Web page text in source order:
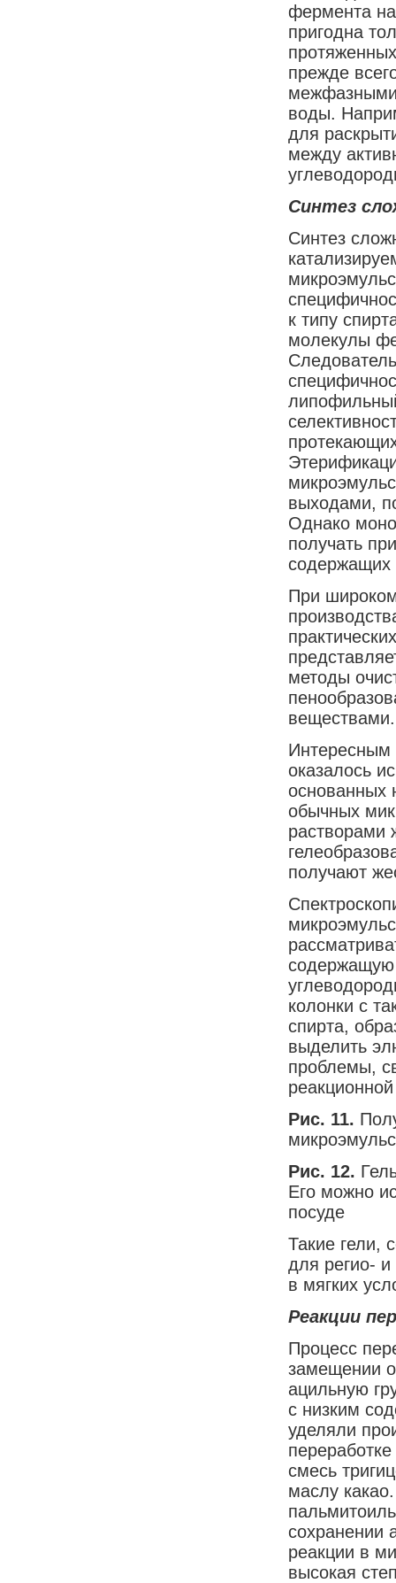
фермента
пригодна
прежде
межфазными
воды.
для
между
Синтез
Синтез
к типу
молекулы
выходами,
Однако
получать
При
методы
веществами.
Интересным
оказалось
основанных
обычных
растворами
получают
содержащую
колонки с
спирта,
выделить
проблемы,
Рис. 11.
Рис. 12.
Его можно
посуде
Такие гели,
для регио- и
в мягких
Реакции
Процесс
замещении
ацильную
с низким
уделяли
смесь
маслу
сохранении
реакции в
высокая